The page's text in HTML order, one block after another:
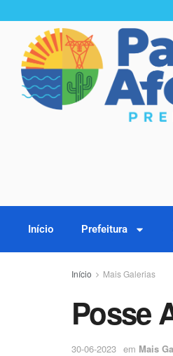
Início Prefeitura
Início Mais Galerias
Posse
30-06-2023 em Mais